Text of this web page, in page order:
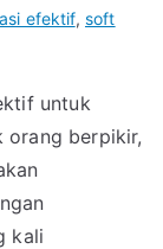
efektif, soft
untuk
orang berpikir,
kali